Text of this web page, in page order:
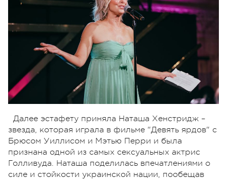
Далее эстафету приняла Наташа Хенстридж –
звезда, которая играла в фильме "Девять ярдов" с
Брюсом Уиллисом и Мэтью Перри и была
признана одной из самых сексуальных актрис
Голливуда. Наташа поделилась впечатлениями о
силе и стойкости украинской нации, пообещав